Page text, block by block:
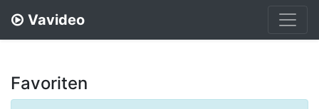
Vavideo
Favoriten